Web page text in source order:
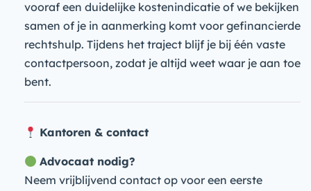
vooraf een duidelijke kostenindicatie of we bekijken
samen of je in aanmerking komt voor gefinancierde
rechtshulp. Tijdens het traject blijf je bij één vaste
contactpersoon, zodat je altijd weet waar je aan toe
bent.
Kantoren & contact
Advocaat nodig?
Neem vrijblijvend contact op voor een eerste